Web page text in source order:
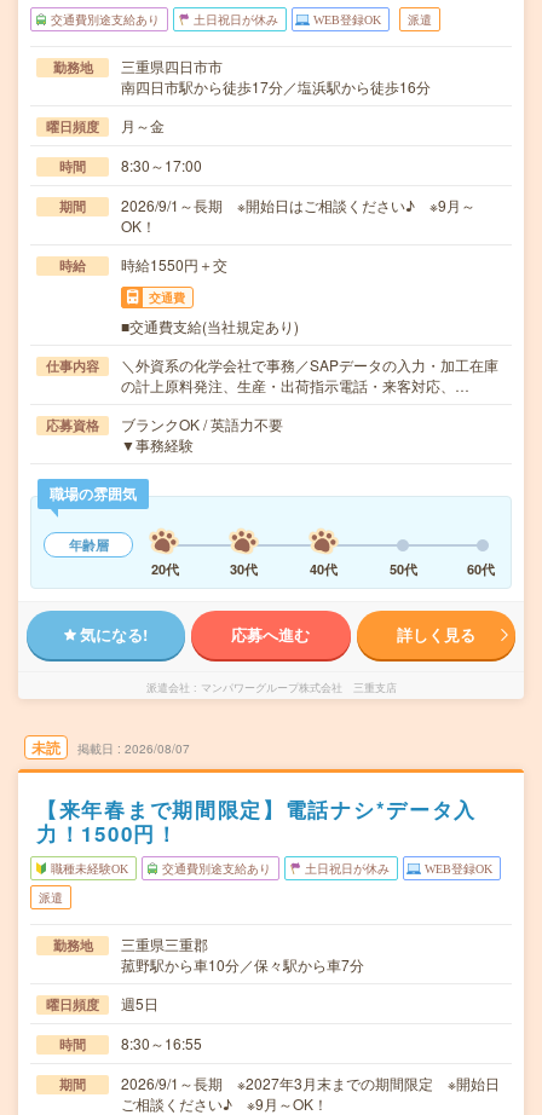
交通費別途支給あり 土日祝日が休み WEB登録OK 派遣
勤務地
三重県四日市市
南四日市駅から徒歩17分／塩浜駅から徒歩16分
曜日頻度 月～金
時間 8:30～17:00
期間
2026/9/1～長期 ※開始日はご相談ください♪ ※9月～
OK！
時給 時給1550円＋交
交通費
■交通費支給(当社規定あり)
仕事内容
＼外資系の化学会社で事務／SAPデータの入力・加工在庫
の計上原料発注、生産・出荷指示電話・来客対応、…
応募資格
ブランクOK / 英語力不要
▼事務経験
職場の雰囲気
年齢層
20代
30代 40代 50代 60代
気になる! 応募へ進む 詳しく見る
派遣会社 マンパワーグループ株式会社 三重支店
未読 掲載日 2026/08/07
【来年春まで期間限定】電話ナシ*データ入
力！1500円！
職種未経験OK 交通費別途支給あり 土日祝日が休み WEB登録OK
派遣
勤務地
三重県三重郡
菰野駅から車10分／保々駅から車7分
曜日頻度 週5日
時間 8:30～16:55
期間
2026/9/1～長期 ※2027年3月末までの期間限定 ※開始日
ご相談ください♪ ※9月～OK！